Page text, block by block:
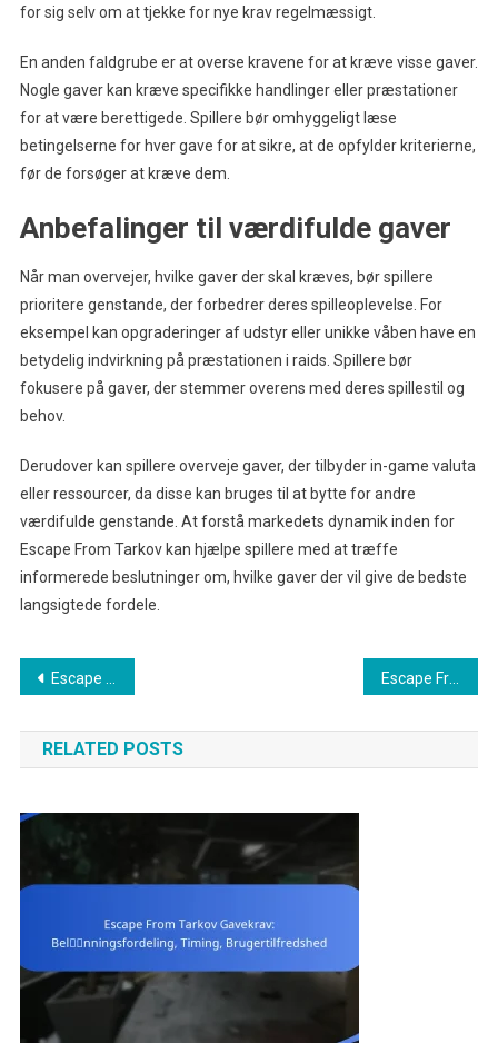
for sig selv om at tjekke for nye krav regelmæssigt.
En anden faldgrube er at overse kravene for at kræve visse gaver.
Nogle gaver kan kræve specifikke handlinger eller præstationer
for at være berettigede. Spillere bør omhyggeligt læse
betingelserne for hver gave for at sikre, at de opfylder kriterierne,
før de forsøger at kræve dem.
Anbefalinger til værdifulde gaver
Når man overvejer, hvilke gaver der skal kræves, bør spillere
prioritere genstande, der forbedrer deres spilleoplevelse. For
eksempel kan opgraderinger af udstyr eller unikke våben have en
betydelig indvirkning på præstationen i raids. Spillere bør
fokusere på gaver, der stemmer overens med deres spillestil og
behov.
Derudover kan spillere overveje gaver, der tilbyder in-game valuta
eller ressourcer, da disse kan bruges til at bytte for andre
værdifulde genstande. At forstå markedets dynamik inden for
Escape From Tarkov kan hjælpe spillere med at træffe
informerede beslutninger om, hvilke gaver der vil give de bedste
langsigtede fordele.
Post
navigation
Escape From Tarkov Gavekrav: Historiske data, Tidligere belønninger, Brugerengagement Escape From Tarkov Gavekrav: Kravnotifikationer, E-mailbekræftelser, Brugervejledninger
RELATED POSTS